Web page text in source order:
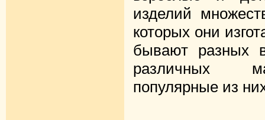
изделий
которых они
бывают разных
различных
популярные из